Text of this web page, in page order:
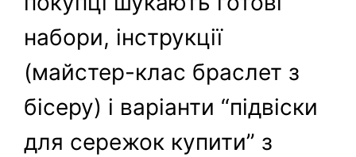
набори, інструкції
(майстер-клас браслет з
бісеру) і варіанти “підвіски
для сережок купити” з